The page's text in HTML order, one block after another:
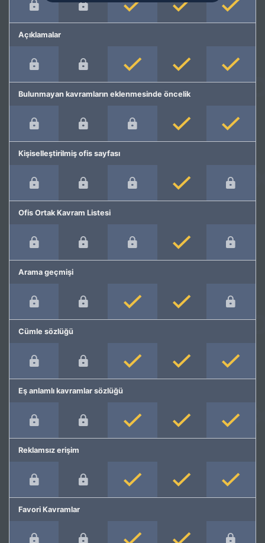
Açıklamalar
Bulunmayan kavramların eklenmesinde öncelik
Kişiselleştirilmiş ofis sayfası
Ofis Ortak Kavram Listesi
Arama geçmişi
Cümle sözlüğü
Eş anlamlı kavramlar sözlüğü
Reklamsız erişim
Favori Kavramlar